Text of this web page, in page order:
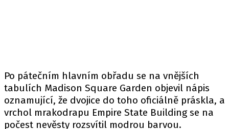
Po pátečním hlavním obřadu se na vnějších
tabulích Madison Square Garden objevil nápis
oznamující, že dvojice do toho oficiálně práskla, a
vrchol mrakodrapu Empire State Building se na
počest nevěsty rozsvítil modrou barvou.